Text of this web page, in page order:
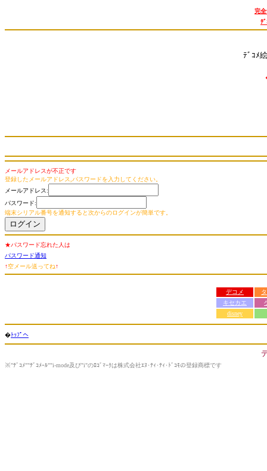
完
ﾃ
ﾃﾞｺﾒ
メールアドレスが不正です
登録したメールアドレス,パスワードを入力してください。
メールアドレス:
パスワード:
端末シリアル番号を通知すると次からのログインが簡単です。
★パスワード忘れた人は
パスワード通知
↑空メール送ってね↑
デコメ
キセカエ
disney
�ﾄｯﾌﾟへ
※"ﾃﾞｺﾒ""ﾃﾞｺﾒｰﾙ""i-mode及び"i"のﾛｺﾞﾏｰｸは株式会社ｴﾇ･ﾃｨ･ﾃｨ･ﾄﾞｺﾓの登録商標です